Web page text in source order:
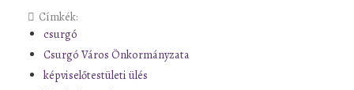
Címkék:
csurgó
Csurgó Város Önkormányzata
képviselőtestületi ülés